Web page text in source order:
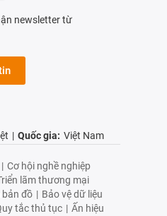
newsletter từ
| Quốc gia: Việt Nam
| Cơ hội nghề nghiệp
lãm thương mại
đồ | Bảo vệ dữ liệu
tắc thủ tục | Ấn hiệu